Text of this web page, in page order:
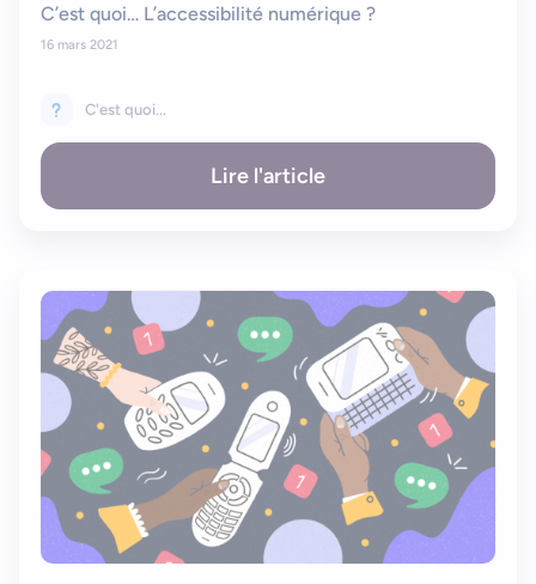
C’est quoi… L’accessibilité numérique ?
16 mars 2021
C'est quoi...
Lire l'article